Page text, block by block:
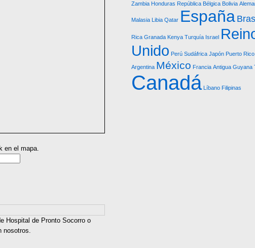
en el mapa.
Hospital de Pronto Socorro o
nosotros.
Zambia Honduras República Bélgica Bolivia
Malasia Libia Qatar España
Rica Granada Kenya Turquía Israel
Unido Perú Sudáfrica Japón Puerto Rico
Argentina México Francia Antigua Guyana
Canadá Líbano Filipinas